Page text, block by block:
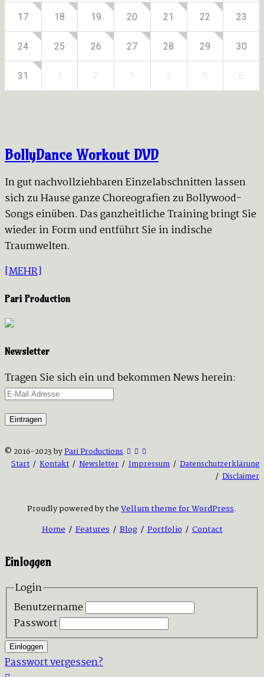
17 18 19 20 21 22 23
24 25 26 27 28 29 30
31
BollyDance Workout DVD
In gut nachvollziehbaren Einzelabschnitten lassen
sich zu Hause ganze Choreografien zu Bollywood-
Songs einüben. Das ganzheitliche Training bringt Sie
wieder in Form und entführt Sie in indische
Traumwelten.
[MEHR]
Pari Production
Newsletter
Tragen Sie sich ein und bekommen News herein:
© 2016-2023 byPari Productions.
Start / Kontakt / Newsletter / Impressum / Datenschutzerklärung
/ Disclaimer
Proudly powered by theVellum theme for WordPress.
Home/Features/Blog/Portfolio/Contact
Einloggen
Login
Benutzername
Passwort
Einloggen
Passwort vergessen?